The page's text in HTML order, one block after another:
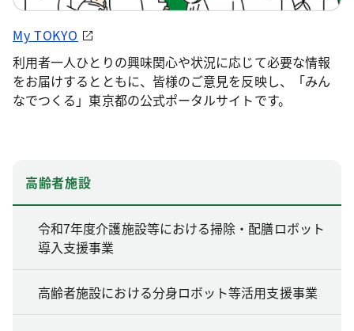
My TOKYO
利用者一人ひとりの興味関心や状況に応じて必要な情報
をお届けするとともに、皆様のご意見を反映し、「みん
なでつくる」東京都の公式ポータルサイトです。
高齢者施設
令和7年度介護施設等における掃除・配膳ロボット
導入支援事業
高齢者施設における分身ロボット等活用支援事業